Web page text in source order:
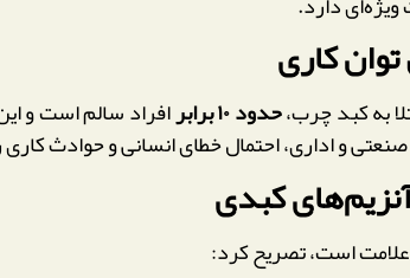
کاری
به کبد چرب،حدود ۱۰ برابر افراد سالم است و
و اداری، احتمال خطای انسانی و حوادث
کبدی
است، تصریح کرد: